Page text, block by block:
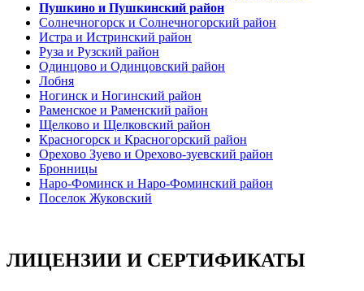
Пушкино и Пушкинский район
Солнечногорск и Солнечногорский район
Истра и Истринский район
Руза и Рузский район
Одинцово и Одинцовский район
Лобня
Ногинск и Ногинский район
Раменское и Раменский район
Щелково и Щелковский район
Красногорск и Красногорский район
Орехово Зуево и Орехово-зуевский район
Бронницы
Наро-Фоминск и Наро-Фоминский район
Поселок Жуковский
ЛИЦЕНЗИИ И СЕРТИФИКАТЫ